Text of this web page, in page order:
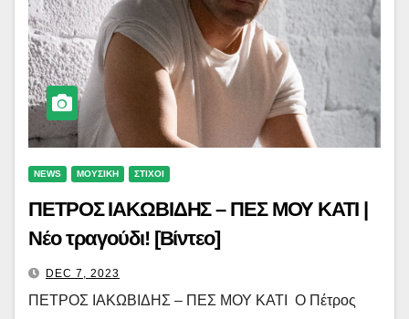
NEWS ΜΟΥΣΙΚΗ ΣΤΙΧΟΙ
ΠΕΤΡΟΣ ΙΑΚΩΒΙΔΗΣ – ΠΕΣ ΜΟΥ ΚΑΤΙ |
Νέο τραγούδι! [Βίντεο]
DEC 7, 2023
ΠΕΤΡΟΣ ΙΑΚΩΒΙΔΗΣ – ΠΕΣ ΜΟΥ ΚΑΤΙ Ο Πέτρος